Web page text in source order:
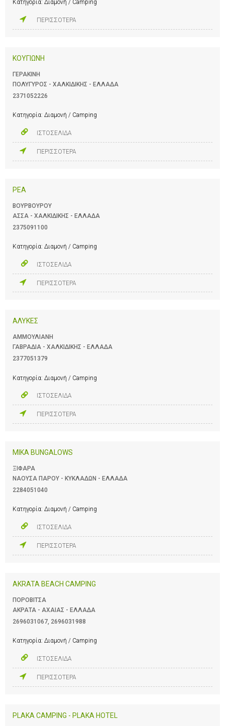
Κατηγορία: Διαμονή / Camping
ΠΕΡΙΣΣΟΤΕΡΑ
ΚΟΥΓΙΩΝΗ
ΓΕΡΑΚΙΝΗ
ΠΟΛΥΓΥΡΟΣ - ΧΑΛΚΙΔΙΚΗΣ - ΕΛΛΑΔΑ
2371052226
Κατηγορία: Διαμονή / Camping
ΙΣΤΟΣΕΛΙΔΑ
ΠΕΡΙΣΣΟΤΕΡΑ
ΡΕΑ
ΒΟΥΡΒΟΥΡΟΥ
ΑΣΣΑ - ΧΑΛΚΙΔΙΚΗΣ - ΕΛΛΑΔΑ
2375091100
Κατηγορία: Διαμονή / Camping
ΙΣΤΟΣΕΛΙΔΑ
ΠΕΡΙΣΣΟΤΕΡΑ
ΑΛΥΚΕΣ
ΑΜΜΟΥΛΙΑΝΗ
ΓΑΒΡΑΔΙΑ - ΧΑΛΚΙΔΙΚΗΣ - ΕΛΛΑΔΑ
2377051379
Κατηγορία: Διαμονή / Camping
ΙΣΤΟΣΕΛΙΔΑ
ΠΕΡΙΣΣΟΤΕΡΑ
MIKA BUNGALOWS
ΞΙΦΑΡΑ
ΝΑΟΥΣΑ ΠΑΡΟΥ - ΚΥΚΛΑΔΩΝ - ΕΛΛΑΔΑ
2284051040
Κατηγορία: Διαμονή / Camping
ΙΣΤΟΣΕΛΙΔΑ
ΠΕΡΙΣΣΟΤΕΡΑ
AKRATA BEACH CAMPING
ΠΟΡΟΒΙΤΣΑ
ΑΚΡΑΤΑ - ΑΧΑΙΑΣ - ΕΛΛΑΔΑ
2696031067, 2696031988
Κατηγορία: Διαμονή / Camping
ΙΣΤΟΣΕΛΙΔΑ
ΠΕΡΙΣΣΟΤΕΡΑ
PLAKA CAMPING - PLAKA HOTEL